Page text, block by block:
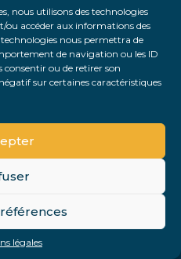
nous utilisons des technologies
ou accéder aux informations des
nous permettra de
de navigation ou les ID
consentir ou de retirer son
sur certaines caractéristiques
légales
Principale
SITE
LÉGALES